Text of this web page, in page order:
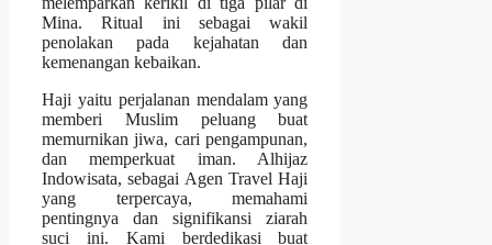
Mina. Ritual ini sebagai wakil
penolakan pada kejahatan dan
kemenangan kebaikan.
Haji yaitu perjalanan mendalam yang
memberi Muslim peluang buat
memurnikan jiwa, cari pengampunan,
dan memperkuat iman. Alhijaz
Indowisata, sebagai Agen Travel Haji
yang terpercaya, memahami
pentingnya dan signifikansi ziarah
suci ini. Kami berdedikasi buat